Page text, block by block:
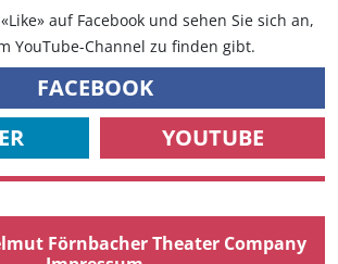
auf Facebook und sehen Sie sich an,
YouTube-Channel zu finden gibt.
FACEBOOK
YOUTUBE
Förnbacher Theater Company